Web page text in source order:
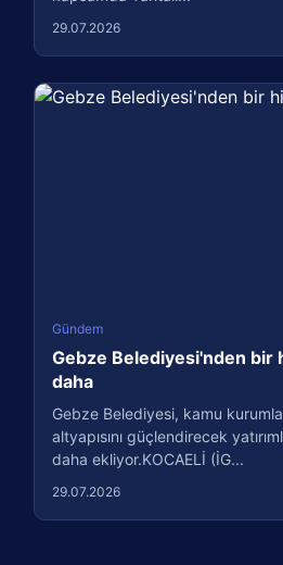
29.07.2026
Gündem
Gebze Belediyesi'nden bir
daha
Gebze Belediyesi, kamu
altyapısını güçlendirecek
daha ekliyor.KOCAELİ (İG...
29.07.2026